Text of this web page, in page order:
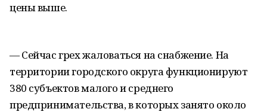
цены выше.
— Сейчас грех жаловаться на снабжение. На
территории городского округа функционируют
380 субъектов малого и среднего
предпринимательства, в которых занято около